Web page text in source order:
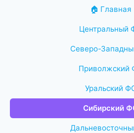
🏠 Главная
Центральный
Северо-
Приволжский
Уральский
Сибирский